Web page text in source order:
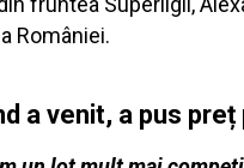
României.
a venit, a pus